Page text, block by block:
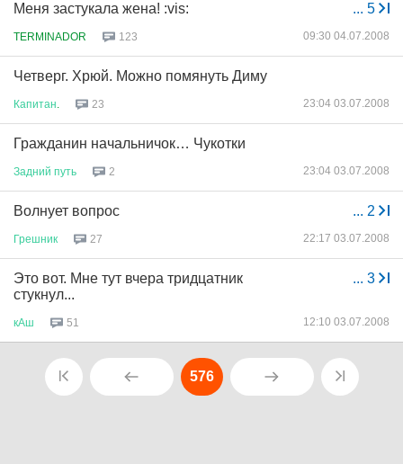
... 5
Меня застукала жена! :vis:
TERMINADOR 123 09:30 04.07.2008
Четверг. Хрюй. Можно помянуть Диму
Капитан 23 23:04 03.07.2008
Гражданин начальничок… Чукотки
Задний путь 2 23:04 03.07.2008
... 2
Волнует вопрос
Грешник 27 22:17 03.07.2008
... 3
Это вот. Мне тут вчера тридцатник
стукнул...
кАш 51 12:10 03.07.2008
576